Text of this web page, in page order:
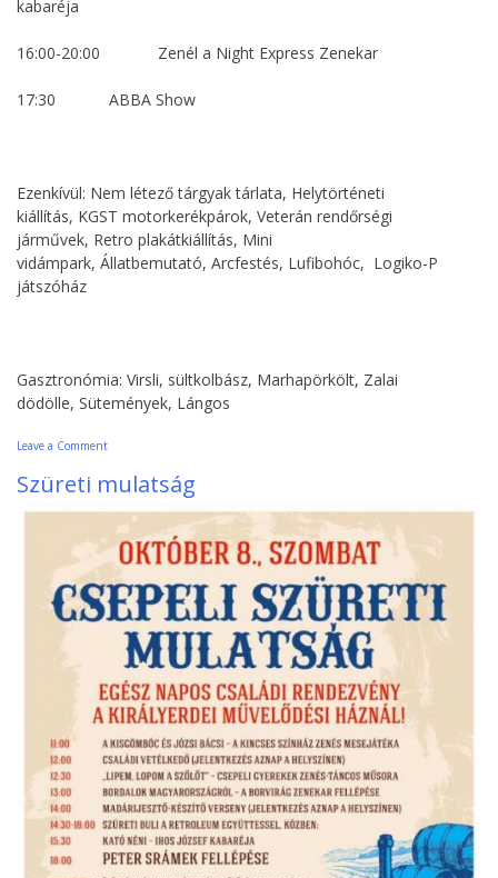
kabaréja
16:00-20:00 Zenél a Night Express Zenekar
17:30 ABBA Show
Ezenkívül: Nem létező tárgyak tárlata, Helytörténeti
kiállítás, KGST motorkerékpárok, Veterán rendőrségi
járművek, Retro plakátkiállítás, Mini
vidámpark, Állatbemutató, Arcfestés, Lufibohóc, Logiko-P
játszóház
Gasztronómia: Virsli, sültkolbász, Marhapörkölt, Zalai
dödölle, Sütemények, Lángos
Leave a Commenton
retro
majális
Szüreti mulatság